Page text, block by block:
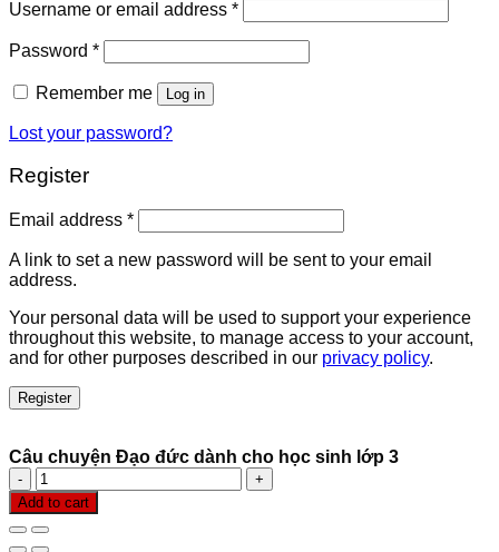
Username or email address *
Password *
Remember me Log in
Lost your password?
Register
Email address *
A link to set a new password will be sent to your email
address.
Your personal data will be used to support your experience
throughout this website, to manage access to your account,
and for other purposes described in our privacy policy.
Register
Câu chuyện Đạo đức dành cho học sinh lớp 3
Câu
chuyện
Đạo
đức
Add to cart